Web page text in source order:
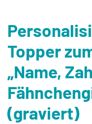
Topper
„Name,
(graviert)